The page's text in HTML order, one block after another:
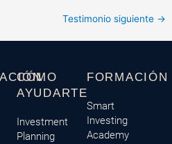
Testimonio siguiente →
CÓMO
AYUDARTE
Investment
Planning
FORMACIÓN
Smart
Investing
Academy